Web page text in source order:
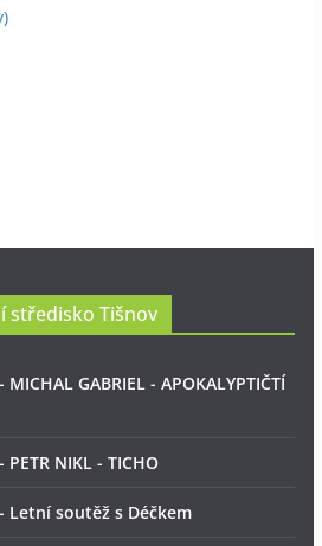
středisko Tišnov
GABRIEL - APOKALYPTIČTÍ
NIKL - TICHO
Letní soutěž s Déčkem